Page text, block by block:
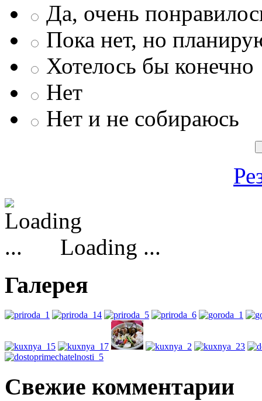
Да, очень
Пока нет, но
Хотелось бы конечно
Нет
Нет и не собираюсь
Loading ...
Галерея
Свежие комментарии